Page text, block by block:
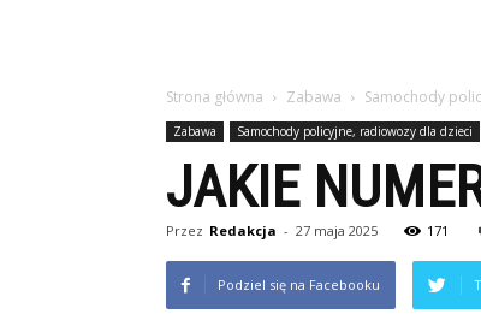
Strona główna Zabawa Samochody
Zabawa Samochody policyjne, radiowozy dla dzieci
JAKIE
Przez Redakcja - 27 maja 2025 171
Podziel się na Facebooku